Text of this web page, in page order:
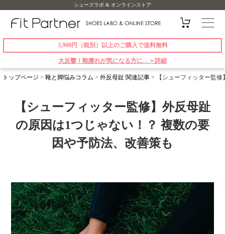
シューズラボ & オンラインストア
3,900円（税別）以上のご購入で送料無料
大反響！靴擦れが気になる方に…＞詳細
トップページ > 靴と脚悩みコラム > 外反母趾 関連記事 > 【シューフィッター監
【シューフィッター監修】外反母趾
の原因は1つじゃない！？ 複数の要
因や予防法、改善策も